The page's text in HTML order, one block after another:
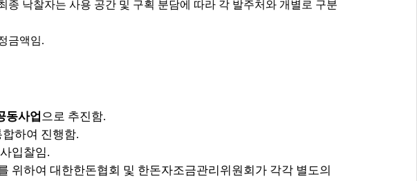
종 낙찰자는 사용 공간 및 구획 분담에 따라 각 발주처와 개별로 구분
금액임.
동사업 으로 추진함.
하여 진행함.
입찰임.
위하여 대한한돈협회 및 한돈자조금관리위원회가 각각 별도의